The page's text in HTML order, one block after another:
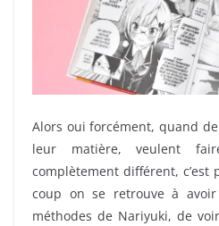
Alors oui forcément, quand
leur matière, veulent
complètement différent, c’est
coup on se retrouve à
méthodes de Nariyuki, de